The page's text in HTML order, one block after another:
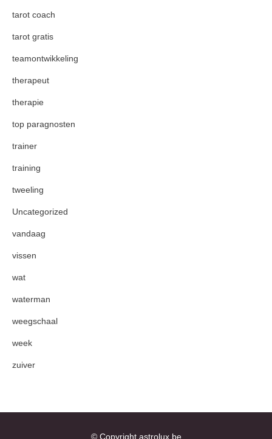
tarot coach
tarot gratis
teamontwikkeling
therapeut
therapie
top paragnosten
trainer
training
tweeling
Uncategorized
vandaag
vissen
wat
waterman
weegschaal
week
zuiver
© Copyright astrolux.be